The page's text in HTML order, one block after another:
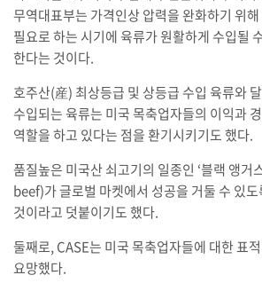
무역대표부는 가격인상 압력을 완화하기 위
필요로 하는 시기에 육류가 원활하게 수입될
한다는 것이다.
호주산(産) 최상등급 및 상등급 수입 육류와
수입되는 육류는 미국 목축업자들의 이익과
역할을 하고 있다는 점을 환기시키기도 했다.
품질높은 미국산 쇠고기의 일종인 ‘블랙 앵거
beef)가 글로벌 마켓에서 성공을 거둘 수 있
것이라고 덧붙이기도 했다.
둘째로, CASE는 미국 목축업자들에 대한 표
요망했다.